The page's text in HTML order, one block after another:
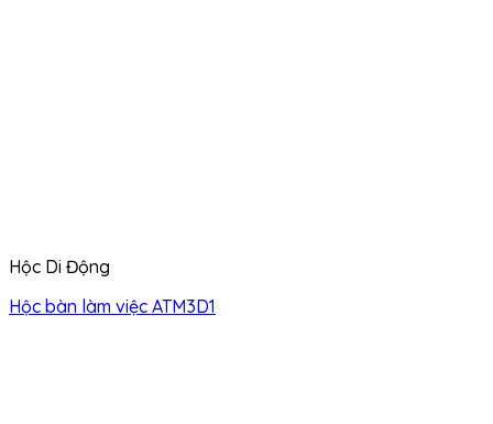
Hộc Di Động
Hộc bàn làm việc ATM3D1